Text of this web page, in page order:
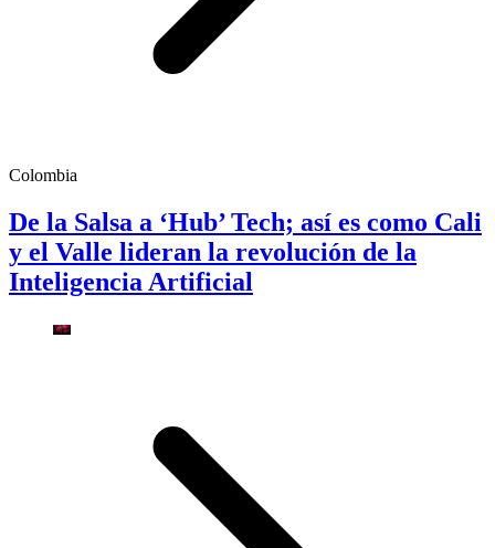
Colombia
De la Salsa a ‘Hub’ Tech; así es como Cali
y el Valle lideran la revolución de la
Inteligencia Artificial